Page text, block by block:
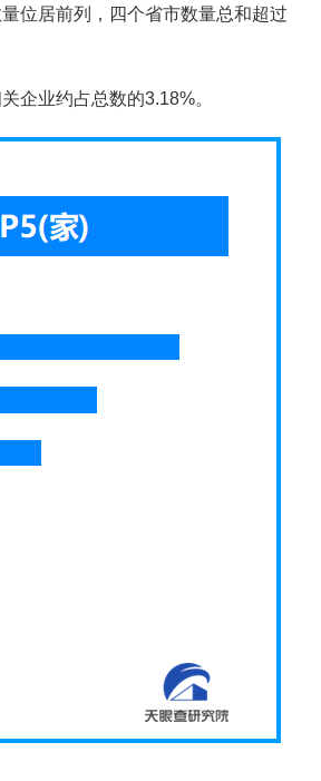
位居前列，四个省市数量总和超过
企业约占总数的3.18%。